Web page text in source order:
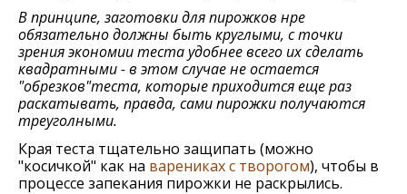
В принципе, заготовки для пирожков нре
обязательно должны быть круглыми, с точки
зрения экономии теста удобнее всего их сделать
квадратными - в этом случае не остается
"обрезков"теста, которые приходится еще раз
раскатывать, правда, сами пирожки получаются
треуголными.
Края теста тщательно защипать (можно
"косичкой" как на варениках с творогом), чтобы в
процессе запекания пирожки не раскрылись.